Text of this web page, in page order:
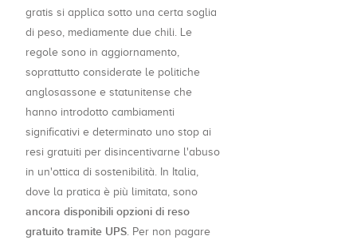
gratis si applica sotto una certa soglia
di peso, mediamente due chili. Le
regole sono in aggiornamento,
soprattutto considerate le politiche
anglosassone e statunitense che
hanno introdotto cambiamenti
significativi e determinato uno stop ai
resi gratuiti per disincentivarne l'abuso
in un'ottica di sostenibilità. In Italia,
dove la pratica è più limitata, sono
ancora disponibili opzioni di reso
gratuito tramite UPS. Per non pagare